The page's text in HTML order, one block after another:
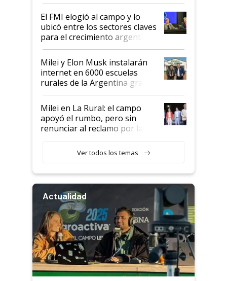
de Milei
El FMI elogió al campo y lo
ubicó entre los sectores claves
para el crecimiento argentino
Milei y Elon Musk instalarán
internet en 6000 escuelas
rurales de la Argentina gracias
a un acuerdo con Starlink
Milei en La Rural: el campo
apoyó el rumbo, pero sin
renunciar al reclamo por las
Ver todos los temas
Actualidad